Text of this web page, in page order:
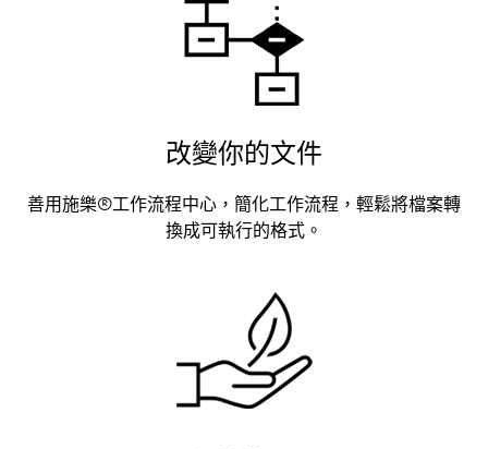
改變你的文件
善用施樂®工作流程中心，簡化工作流程，輕鬆將檔案轉
換成可執行的格式。